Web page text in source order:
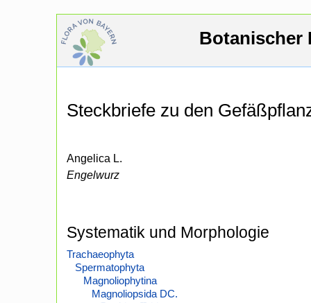
Botanischer
Steckbriefe zu den
Angelica L.
Engelwurz
Systematik und Morphologie
Trachaeophyta
Spermatophyta
Magnoliophytina
Magnoliopsida DC.